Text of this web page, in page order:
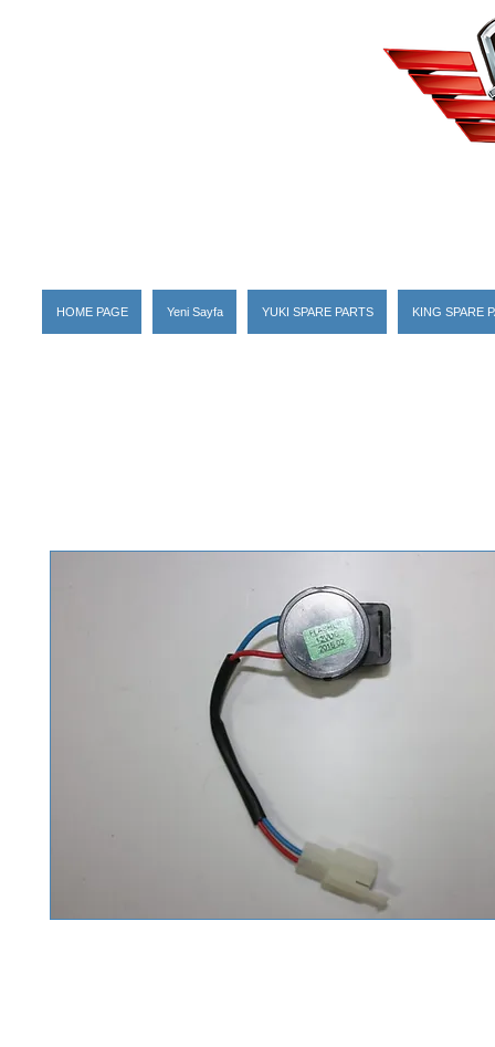
HOME PAGE Yeni Sayfa YUKI SPARE PARTS KING SPARE